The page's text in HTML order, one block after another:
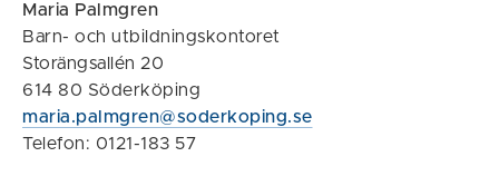
Maria Palmgren
Barn- och utbildningskontoret
Storängsallén 20
614 80 Söderköping
maria.palmgren@soderkoping.se
Telefon: 0121-183 57